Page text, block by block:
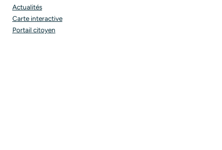
Actualités
Carte interactive
Portail citoyen